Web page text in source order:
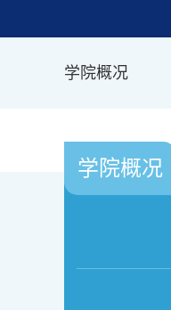
学院概况
学院概况